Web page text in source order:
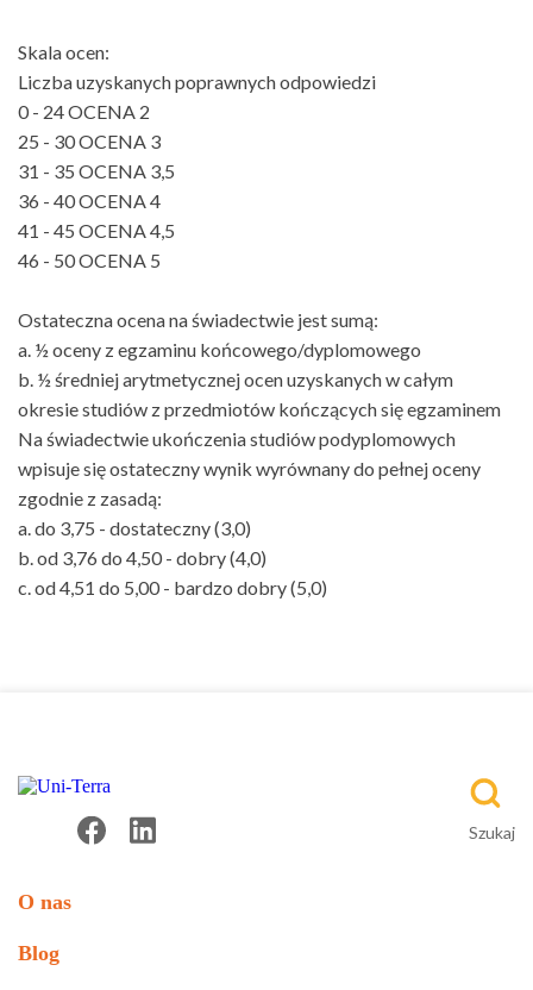
Skala ocen:
Liczba uzyskanych poprawnych odpowiedzi
0 - 24 OCENA 2
25 - 30 OCENA 3
31 - 35 OCENA 3,5
36 - 40 OCENA 4
41 - 45 OCENA 4,5
46 - 50 OCENA 5
Ostateczna ocena na świadectwie jest sumą:
a. ½ oceny z egzaminu końcowego/dyplomowego
b. ½ średniej arytmetycznej ocen uzyskanych w całym
okresie studiów z przedmiotów kończących się egzaminem
Na świadectwie ukończenia studiów podyplomowych
wpisuje się ostateczny wynik wyrównany do pełnej oceny
zgodnie z zasadą:
a. do 3,75 - dostateczny (3,0)
b. od 3,76 do 4,50 - dobry (4,0)
c. od 4,51 do 5,00 - bardzo dobry (5,0)
O nas
Blog